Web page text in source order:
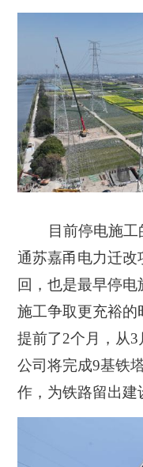
目前停电施
通苏嘉甬电力迁改
回，也是最早停
施工争取更充裕的
提前了2个月，从
公司将完成9基铁
作，为铁路留出建